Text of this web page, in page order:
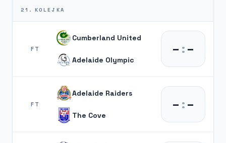
21. KOLEJKA
FT
Cumberland United
Adelaide Olympic
– :–
FT
Adelaide Raiders
The Cove
– :–